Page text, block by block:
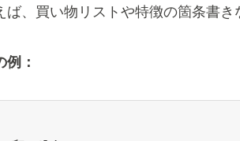
ば、買い物リストや特徴の箇条書き
例：